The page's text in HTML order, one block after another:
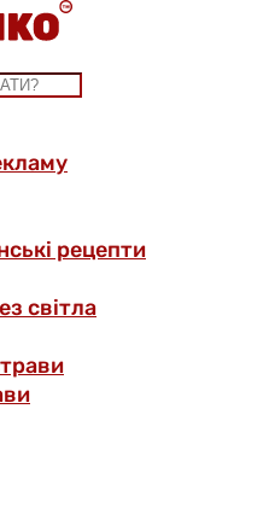
рецепти
світла